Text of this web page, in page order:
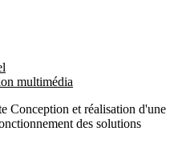
multimédia
Conception et réalisation d'une
des solutions